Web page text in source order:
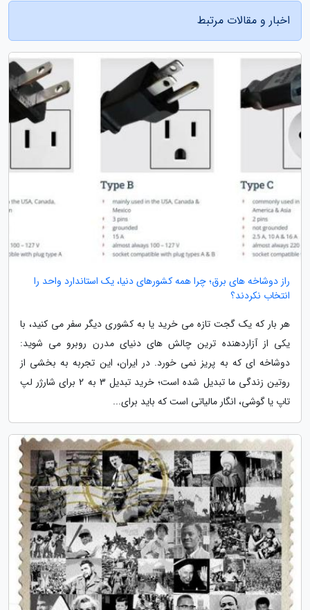
اخبار و مقالات مرتبط
راز دوشاخه های برق؛ چرا همه کشورهای دنیا، یک استاندارد واحد را
انتخاب نکردند؟
هر بار که یک گجت تازه می خرید یا به کشوری دیگر سفر می کنید، با
یکی از آزاردهنده ترین چالش های دنیای مدرن روبرو می شوید:
دوشاخه ای که به پریز نمی خورد. در ایران، این تجربه به بخشی از
روتین زندگی ما تبدیل شده است؛ خرید تبدیل 3 به 2 برای شارژر لپ
تاپ یا گوشی، انگار مالیاتی است که باید برای...